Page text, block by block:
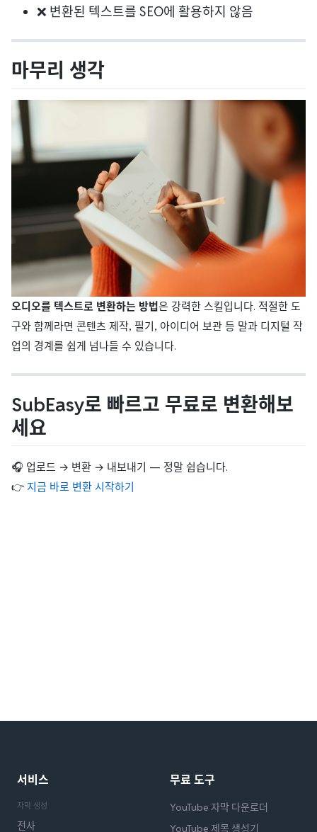
❌ 변환된 텍스트를 SEO에 활용하지 않음
마무리 생각
오디오를 텍스트로 변환하는 방법은 강력한 스킬입니다. 적절한 도
구와 함께라면 콘텐츠 제작, 필기, 아이디어 보관 등 말과 디지털 작
업의 경계를 쉽게 넘나들 수 있습니다.
SubEasy로 빠르고 무료로 변환해보
세요
🎧 업로드 → 변환 → 내보내기 — 정말 쉽습니다.
👉 지금 바로 변환 시작하기
서비스
자막 생성
전사
무료 도구
YouTube 자막 다운로더
YouTube 제목 생성기